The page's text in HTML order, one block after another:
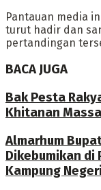
Pantauan media
turut hadir dan
pertandingan
BACA JUGA
Bak Pesta
Khitanan
Almarhum
Dikebumikan di
Kampung